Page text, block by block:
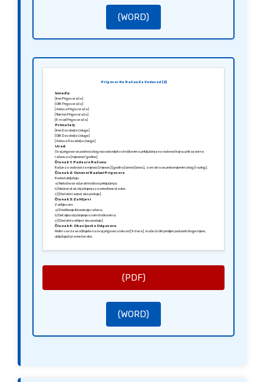
(WORD)
Prigovor Na Račun Za Vodovod (2)
Između:
[Ime Prigovarača]
[OIB Prigovarača]
[Adresa Prigovarača]
[Telefon Prigovarača]
[E-mail Prigovarača]
Primatelj:
[Ime Davatelja Usluge]
[OIB Davatelja Usluge]
[Adresa Davatelja Usluge]
Uvod:
Ovaj prigovor se podnosi zbog nezadovoljstva troškovima priključenja na vodovod koji su prikazani na
računu za [mjesece/godine].
Članak 1: Podaci o Računu
Račun za vodovod za mjesec [mjesec] [godina] iznosi [iznos], a smatra se prekomjernim zbog [razlog].
Članak 2: Osnovni Razlozi Prigovora
Razlozi uključuju:
a) Netočno izračunati troškovi priključenja;
b) Nedostatak objašnjenja za određene stavke;
c) [Dodatni razlozi ako postoje].
Članak 3: Zahtjevi
Zahtijevam:
a) Poništenje ili korekciju računa;
b) Detaljno objašnjenje o svim troškovima;
c) [Dodatni zahtjevi ako postoje].
Članak 4: Obavijest o Odgovoru
Molim vas da se očitujete na ovaj prigovor u roku od [X dana], inače ću biti prisiljen poduzeti druge mjere,
uključujući pravne korake.
(PDF)
(WORD)